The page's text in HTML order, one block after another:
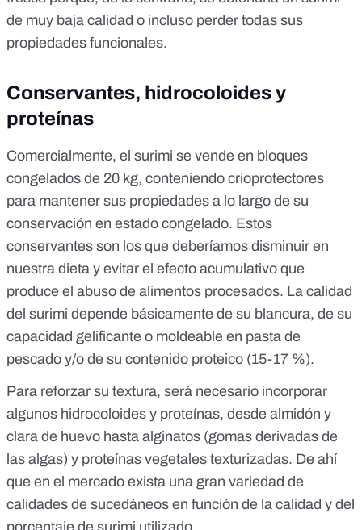
de muy baja calidad o incluso perder todas sus
propiedades funcionales.
Conservantes, hidrocoloides y
proteínas
Comercialmente, el surimi se vende en bloques
congelados de 20 kg, conteniendo crioprotectores
para mantener sus propiedades a lo largo de su
conservación en estado congelado. Estos
conservantes son los que deberíamos disminuir en
nuestra dieta y evitar el efecto acumulativo que
produce el abuso de alimentos procesados. La calidad
del surimi depende básicamente de su blancura, de su
capacidad gelificante o moldeable en pasta de
pescado y/o de su contenido proteico (15-17 %).
Para reforzar su textura, será necesario incorporar
algunos hidrocoloides y proteínas, desde almidón y
clara de huevo hasta alginatos (gomas derivadas de
las algas) y proteínas vegetales texturizadas. De ahí
que en el mercado exista una gran variedad de
calidades de sucedáneos en función de la calidad y del